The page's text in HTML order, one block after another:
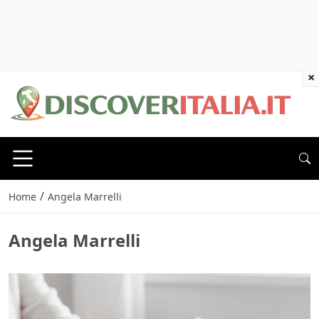
Home / Angela Marrelli
Angela Marrelli
×